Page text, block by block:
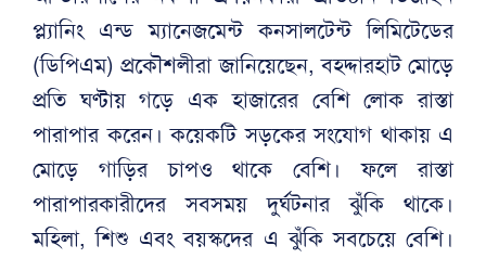
প্ল্যানিং এন্ড ম্যানেজমেন্ট কনসালটেন্ট লিমিটেডের
(ডিপিএম) প্রকৌশলীরা জানিয়েছেন, বহদ্দারহাট মোড়ে
প্রতি ঘণ্টায় গড়ে এক হাজারের বেশি লোক রাস্তা
পারাপার করেন। কয়েকটি সড়কের সংযোগ থাকায় এ
মোড়ে গাড়ির চাপও থাকে বেশি। ফলে রাস্তা
পারাপারকারীদের সবসময় দুর্ঘটনার ঝুঁকি থাকে।
মহিলা, শিশু এবং বয়স্কদের এ ঝুঁকি সবচেয়ে বেশি।